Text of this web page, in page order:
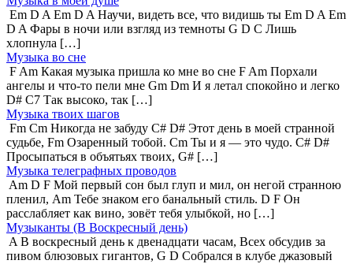
Em D A Em D A Научи, видеть все, что видишь ты Em D A Em
D A Фары в ночи или взгляд из темноты G D C Лишь
хлопнула […]
Музыка во сне
F Am Какая музыка пришла ко мне во сне F Am Порхали
ангелы и что-то пели мне Gm Dm И я летал спокойно и легко
D# C7 Так высоко, так […]
Музыка твоих шагов
Fm Cm Никогда не забуду C# D# Этот день в моей странной
судьбе, Fm Озаренный тобой. Cm Ты и я — это чудо. C# D#
Просыпаться в объятьях твоих, G# […]
Музыка телеграфных проводов
Am D F Мой первый сон был глуп и мил, он негой странною
пленил, Am Тебе знаком его банальный стиль. D F Он
расслабляет как вино, зовёт тебя улыбкой, но […]
Музыканты (В Воскресный день)
A В воскресный день к двенадцати часам, Всех обсудив за
пивом блюзовых гигантов, G D Собрался в клубе джазовый